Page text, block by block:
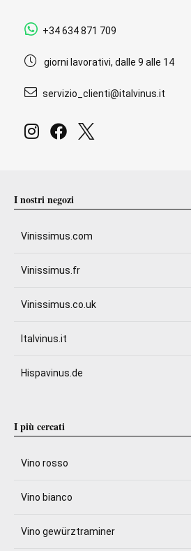
+34 634 871 709
giorni lavorativi, dalle 9 alle 14
servizio_clienti@italvinus.it
I nostri negozi
Vinissimus.com
Vinissimus.fr
Vinissimus.co.uk
Italvinus.it
Hispavinus.de
I più cercati
Vino rosso
Vino bianco
Vino gewürztraminer